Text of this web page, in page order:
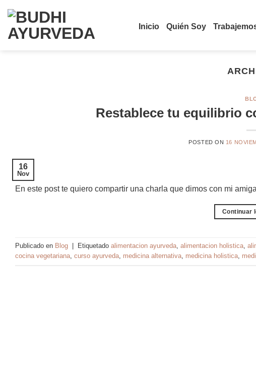
contenido
Inicio Quién Soy
Restablece tu equilibrio
POSTED ON 16
16
Nov
En este post te quiero compartir una charla que dimos con mi
Continuar
Publicado en Blog Etiquetado alimentacion ayurveda, alimentacion holistica,
cocina vegetariana, curso ayurveda, medicina alternativa, medicina holistica,